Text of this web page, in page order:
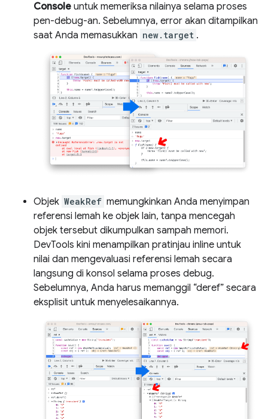
Console untuk memeriksa nilainya selama proses
pen-debug-an. Sebelumnya, error akan ditampilkan
saat Anda memasukkan new.target .
Objek WeakRef memungkinkan Anda menyimpan
referensi lemah ke objek lain, tanpa mencegah
objek tersebut dikumpulkan sampah memori.
DevTools kini menampilkan pratinjau inline untuk
nilai dan mengevaluasi referensi lemah secara
langsung di konsol selama proses debug.
Sebelumnya, Anda harus memanggil “deref” secara
eksplisit untuk menyelesaikannya.